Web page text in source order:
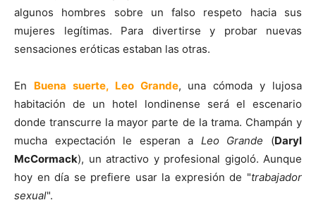
algunos hombres sobre un falso respeto hacia sus
mujeres legítimas. Para divertirse y probar nuevas
sensaciones eróticas estaban las otras.
En Buena suerte, Leo Grande, una cómoda y lujosa
habitación de un hotel londinense será el escenario
donde transcurre la mayor parte de la trama. Champán y
mucha expectación le esperan a Leo Grande (Daryl
McCormack), un atractivo y profesional gigoló. Aunque
hoy en día se prefiere usar la expresión de "trabajador
sexual".